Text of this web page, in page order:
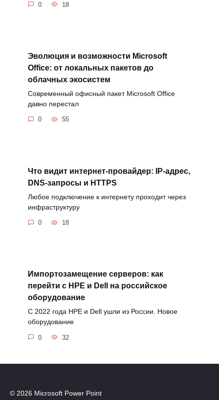
0 18
Эволюция и возможности Microsoft
Office: от локальных пакетов до
облачных экосистем
Современный офисный пакет Microsoft Office
давно перестал
0 55
Что видит интернет-провайдер: IP-адрес,
DNS-запросы и HTTPS
Любое подключение к интернету проходит через
инфраструктуру
0 18
Импортозамещение серверов: как
перейти с HPE и Dell на российское
оборудование
С 2022 года HPE и Dell ушли из России. Новое
оборудование
0 32
© 2026 Microsoft Power Point